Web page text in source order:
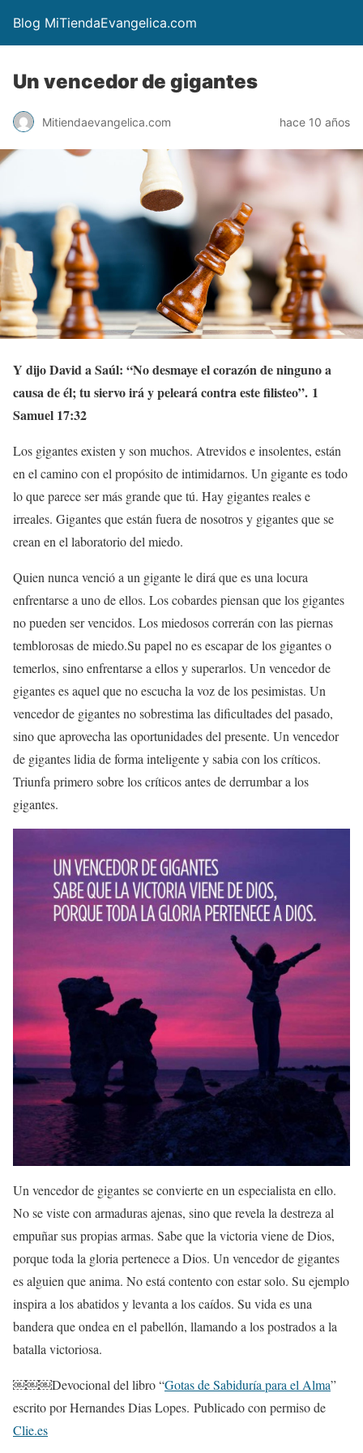
Blog MiTiendaEvangelica.com
Un vencedor de gigantes
Mitiendaevangelica.com hace 10 años
Y dijo David a Saúl: “No desmaye el corazón de ninguno a
causa de él; tu siervo irá y peleará contra este filisteo”. 1
Samuel 17:32
Los gigantes existen y son muchos. Atrevidos e insolentes, están
en el camino con el propósito de intimidarnos. Un gigante es todo
lo que parece ser más grande que tú. Hay gigantes reales e
irreales. Gigantes que están fuera de nosotros y gigantes que se
crean en el laboratorio del miedo.
Quien nunca venció a un gigante le dirá que es una locura
enfrentarse a uno de ellos. Los cobardes piensan que los gigantes
no pueden ser vencidos. Los miedosos correrán con las piernas
temblorosas de miedo.Su papel no es escapar de los gigantes o
temerlos, sino enfrentarse a ellos y superarlos. Un vencedor de
gigantes es aquel que no escucha la voz de los pesimistas. Un
vencedor de gigantes no sobrestima las dificultades del pasado,
sino que aprovecha las oportunidades del presente. Un vencedor
de gigantes lidia de forma inteligente y sabia con los críticos.
Triunfa primero sobre los críticos antes de derrumbar a los
gigantes.
Un vencedor de gigantes se convierte en un especialista en ello.
No se viste con armaduras ajenas, sino que revela la destreza al
empuñar sus propias armas. Sabe que la victoria viene de Dios,
porque toda la gloria pertenece a Dios. Un vencedor de gigantes
es alguien que anima. No está contento con estar solo. Su ejemplo
inspira a los abatidos y levanta a los caídos. Su vida es una
bandera que ondea en el pabellón, llamando a los postrados a la
batalla victoriosa.
￼￼￼Devocional del libro “Gotas de Sabiduría para el Alma”
escrito por Hernandes Dias Lopes. Publicado con permiso de
Clie.es